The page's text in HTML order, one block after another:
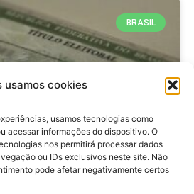
usamos cookies
usamos tecnologias como
acessar informações do dispositivo. O
nos permitirá processar dados
ou IDs exclusivos neste site. Não
pode afetar negativamente certos
BRASIL
Federal investiga